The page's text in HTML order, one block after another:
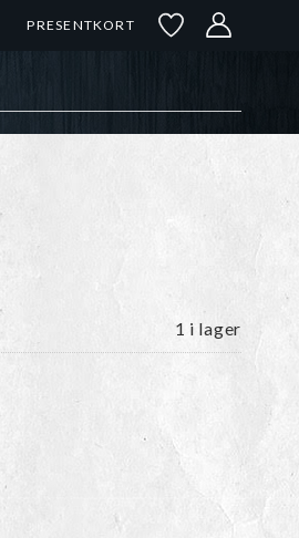
PRESENTKORT
1 i lager